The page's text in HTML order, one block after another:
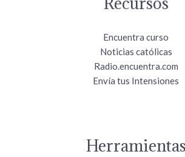
Encuentra curso
Noticias católicas
Radio.encuentra.com
Envía tus Intensiones
Herramientas